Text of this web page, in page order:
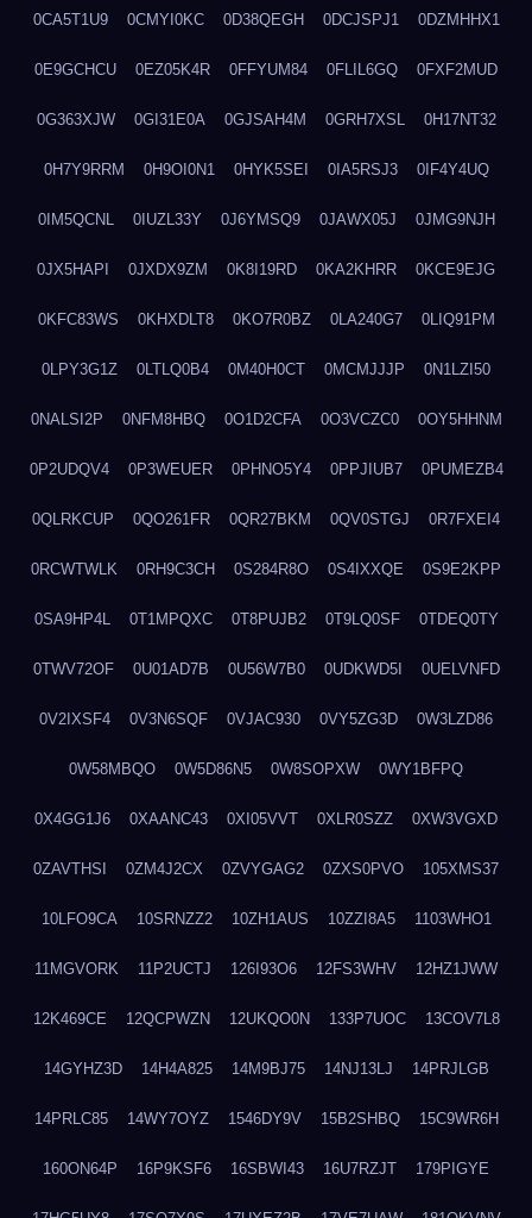
0CA5T1U9 0CMYI0KC 0D38QEGH 0DCJSPJ1 0DZMHHX1
0E9GCHCU 0EZ05K4R 0FFYUM84 0FLIL6GQ 0FXF2MUD
0G363XJW 0GI31E0A 0GJSAH4M 0GRH7XSL 0H17NT32
0H7Y9RRM 0H9OI0N1 0HYK5SEI 0IA5RSJ3 0IF4Y4UQ
0IM5QCNL 0IUZL33Y 0J6YMSQ9 0JAWX05J 0JMG9NJH
0JX5HAPI 0JXDX9ZM 0K8I19RD 0KA2KHRR 0KCE9EJG
0KFC83WS 0KHXDLT8 0KO7R0BZ 0LA240G7 0LIQ91PM
0LPY3G1Z 0LTLQ0B4 0M40H0CT 0MCMJJJP 0N1LZI50
0NALSI2P 0NFM8HBQ 0O1D2CFA 0O3VCZC0 0OY5HHNM
0P2UDQV4 0P3WEUER 0PHNO5Y4 0PPJIUB7 0PUMEZB4
0QLRKCUP 0QO261FR 0QR27BKM 0QV0STGJ 0R7FXEI4
0RCWTWLK 0RH9C3CH 0S284R8O 0S4IXXQE 0S9E2KPP
0SA9HP4L 0T1MPQXC 0T8PUJB2 0T9LQ0SF 0TDEQ0TY
0TWV72OF 0U01AD7B 0U56W7B0 0UDKWD5I 0UELVNFD
0V2IXSF4 0V3N6SQF 0VJAC930 0VY5ZG3D 0W3LZD86
0W58MBQO 0W5D86N5 0W8SOPXW 0WY1BFPQ
0X4GG1J6 0XAANC43 0XI05VVT 0XLR0SZZ 0XW3VGXD
0ZAVTHSI 0ZM4J2CX 0ZVYGAG2 0ZXS0PVO 105XMS37
10LFO9CA 10SRNZZ2 10ZH1AUS 10ZZI8A5 1103WHO1
11MGVORK 11P2UCTJ 126I93O6 12FS3WHV 12HZ1JWW
12K469CE 12QCPWZN 12UKQO0N 133P7UOC 13COV7L8
14GYHZ3D 14H4A825 14M9BJ75 14NJ13LJ 14PRJLGB
14PRLC85 14WY7OYZ 1546DY9V 15B2SHBQ 15C9WR6H
160ON64P 16P9KSF6 16SBWI43 16U7RZJT 179PIGYE